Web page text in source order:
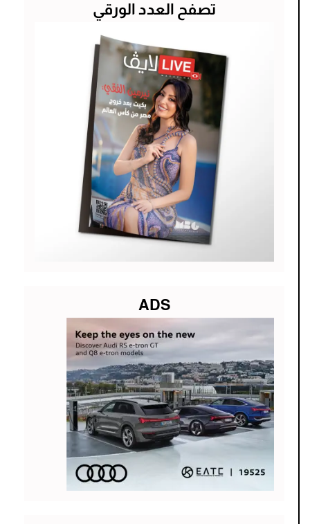
تصفح العدد الورقي
ADS